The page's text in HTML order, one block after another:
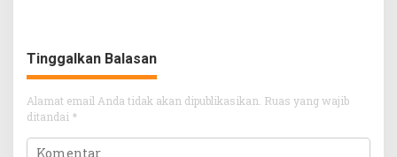
Tinggalkan Balasan
Alamat email Anda tidak akan dipublikasikan. Ruas yang wajib
ditandai *